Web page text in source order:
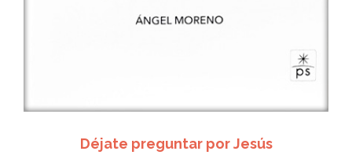
Déjate preguntar por Jesús